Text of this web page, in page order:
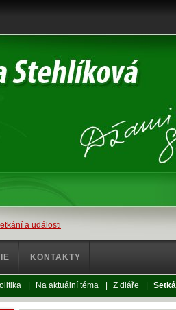
a události
KONTAKTY
Na aktuální téma Z diáře